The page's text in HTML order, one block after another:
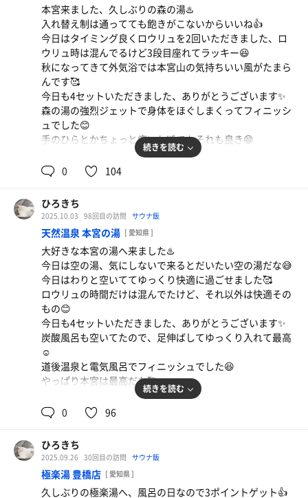
うますぎて、いつも食べ過ぎてしまう😆
本宮来ました、久しぶりの森の湯♨️
入れ替え制は通ってても飽きがこないからいいね👍
今日はタイミング良くロウリュを2回いただきました、ロ
ウリュ時は混んでるけど3段目座れてラッキー😆
秋になってきて外気浴では本宮山の気持ちいい風がたまら
んです🥰
今日も4セットいただきました、ありがとうございます✨
森の湯の強烈ジェットで身体をほぐしまくってフィニッシ
ュでした😊
手のひらとかちょっと痛いわ🤣でもそれも良き😁
とんかつ定食
豊川にも松のやが出来ました😊安くてうまい
続きを読む
0 104
ひろきち
2025.10.03 98回目の訪問 サウナ飯
天然温泉 本宮の湯 [ 愛知県 ]
大好きな本宮の湯へ来ました♨️
今日は空の湯、気にしないで来るとだいたい空の湯だな😅
今日はわりと空いててゆっくり快適に過ごせました🥰
ロウリュの時間だけは混んでたけど、それ以外は快適その
もの😊
今日も4セットいただきました、ありがとうございます✨
炭酸風呂も空いてたので、足伸ばしてゆっくり入れて最高
☺️
道後温泉と電気風呂でフィニッシュでした😆
やっぱり本宮は最高だな🥰
続きを読む
0 96
ひろきち
2025.09.26 30回目の訪問 サウナ飯
極楽湯 豊橋店 [ 愛知県 ]
久しぶりの極楽湯へ、風呂の日なので3ポイントゲット👍